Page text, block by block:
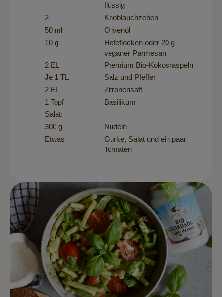
flüssig
2
Knoblauchzehen
50 ml
Olivenöl
10 g
Hefeflocken oder 20 g
veganer Parmesan
2 EL
Premium Bio-Kokosraspeln
Je 1 TL
Salz und Pfeffer
2 EL
Zitronensaft
1 Topf
Basilikum
Salat:
300 g
Nudeln
Etwas
Gurke, Salat und ein paar
Tomaten